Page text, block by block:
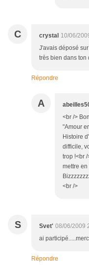
C crystal 10/06/
J'avais déposé
très bien dans ton
Répondre
A
<br />
"Amour
Histoire
difficile,
trop !<br
mettre
<br />
S Svet' 08/06/2009
ai
Répondre